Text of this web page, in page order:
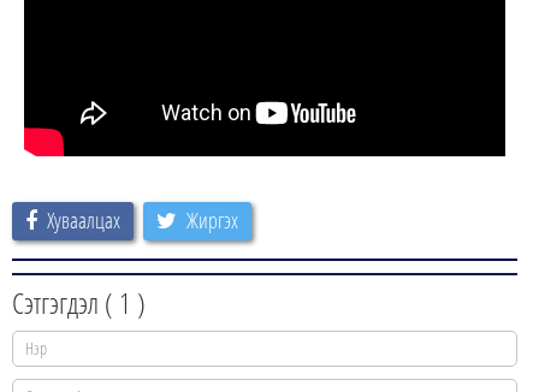
Хуваалцах Жиргэх
Сэтгэгдэл ( 1 )